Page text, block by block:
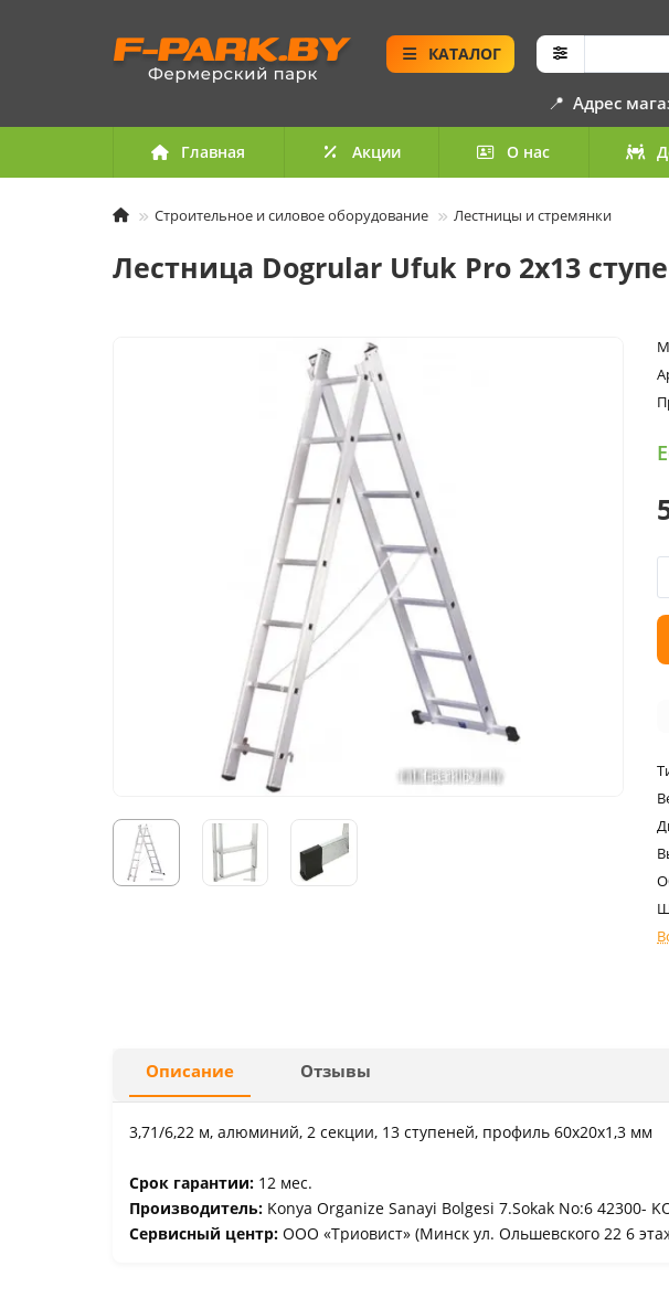
КАТАЛОГ
📍 Адрес
Главная Акции О нас
Строительное и силовое оборудование Лестницы и стремянки
Лестница Dogrular Ufuk Pro 2x13
Описание Отзывы
3,71/6,22 м, алюминий, 2 секции, 13 ступеней, профиль 60x20x1,3 мм
Срок гарантии: 12 мес.
Производитель: Konya Organize Sanayi Bolgesi 7.Sokak No:6 42300-
Сервисный центр: ООО «Триовист» (Минск ул. Ольшевского 22 6